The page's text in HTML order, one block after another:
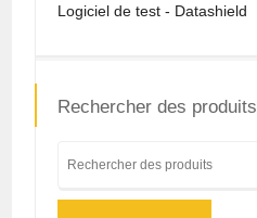
Logiciel de test - Datashield
Rechercher des produits